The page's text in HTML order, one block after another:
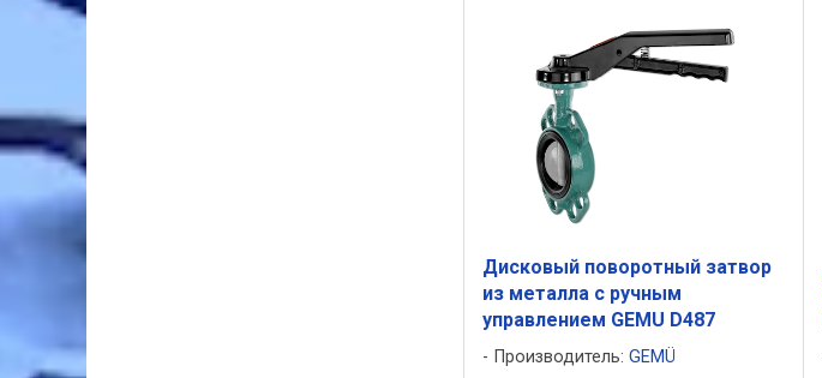
Дисковый поворотный затвор
из металла с ручным
управлением GEMU D487
Производитель: GEMÜ